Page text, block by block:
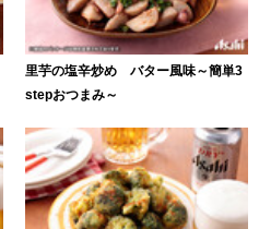
里芋の塩辛炒め バター風味～簡単3
stepおつまみ～